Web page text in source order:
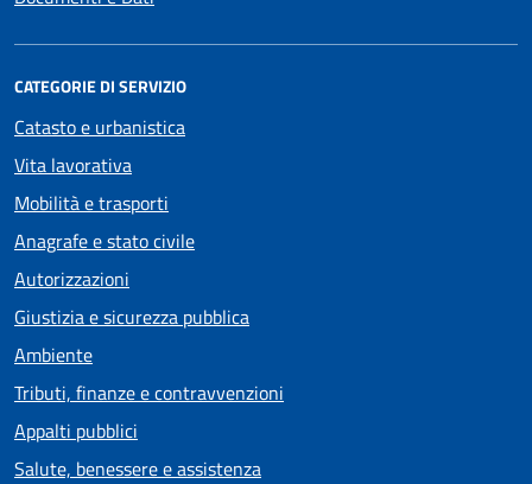
CATEGORIE DI SERVIZIO
Catasto e urbanistica
Vita lavorativa
Mobilità e trasporti
Anagrafe e stato civile
Autorizzazioni
Giustizia e sicurezza pubblica
Ambiente
Tributi, finanze e contravvenzioni
Appalti pubblici
Salute, benessere e assistenza